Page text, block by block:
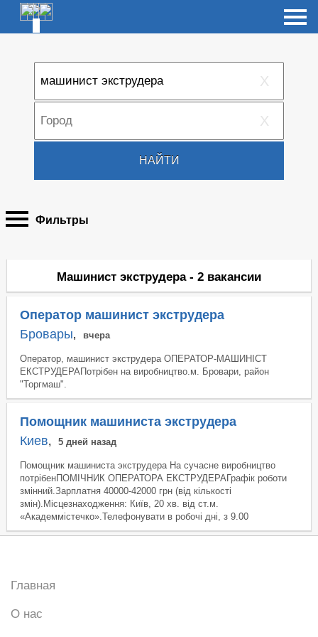
X
X
НАЙТИ
Фильтры
Машинист экструдера - 2 вакансии
Оператор машинист экструдера
Бровары, вчера
Оператор, машинист экструдера ОПЕРАТОР-МАШИНІСТ
ЕКСТРУДЕРАПотрібен на виробництво.м. Бровари, район
"Торгмаш".
Помощник машиниста экструдера
Киев, 5 дней назад
Помощник машиниста экструдера На сучасне виробництво
потрібенПОМІЧНИК ОПЕРАТОРА ЕКСТРУДЕРАГрафік роботи
змінний.Зарплатня 40000-42000 грн (від кількості
змін).Місцезнаходження: Київ, 20 хв. від ст.м.
«Академмістечко».Телефонувати в робочі дні, з 9.00
Главная
О нас